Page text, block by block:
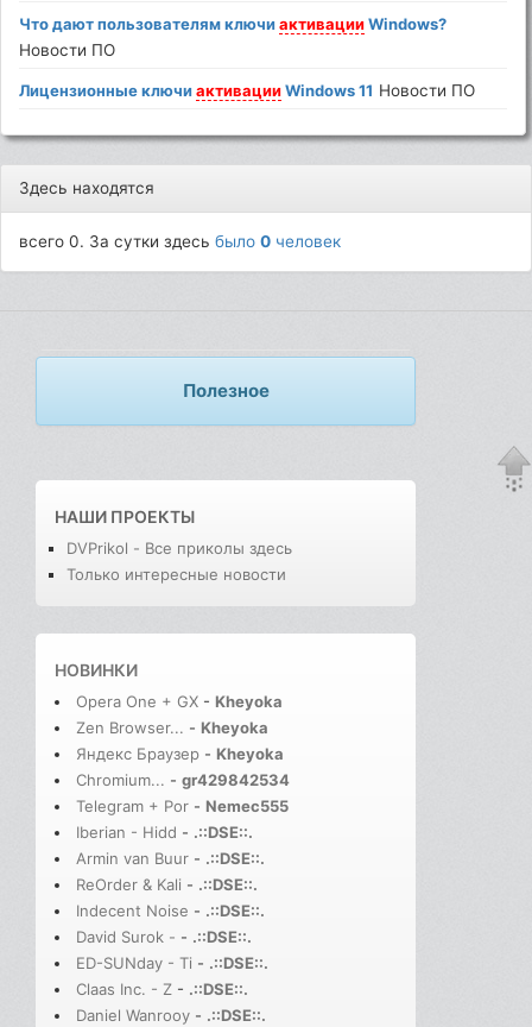
Что дают пользователям ключиактивацииWindows?
Новости ПО
Лицензионные ключиактивацииWindows 11 Новости ПО
Здесь находятся
всего 0. За сутки здесьбыло0 человек
Полезное
НАШИ ПРОЕКТЫ
DVPrikol - Все приколы здесь
Только интересные новости
НОВИНКИ
Opera One + GX - Kheyoka
Zen Browser... - Kheyoka
Яндекс Браузер - Kheyoka
Chromium... - gr429842534
Telegram + Por - Nemec555
Iberian - Hidd - .::DSE::.
Armin van Buur - .::DSE::.
ReOrder & Kali - .::DSE::.
Indecent Noise - .::DSE::.
David Surok - - .::DSE::.
ED-SUNday - Ti - .::DSE::.
Claas Inc. - Z - .::DSE::.
Daniel Wanrooy - .::DSE::.